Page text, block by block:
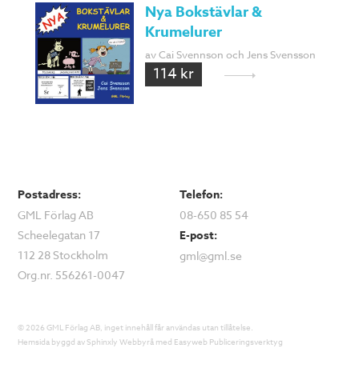
Nya Bokstävlar &
Krumelurer
av Cai Svennson och Jens Svensson
114 kr
Postadress:
GML Förlag AB
Scheelegatan 17
112 28 Stockholm
Org.nr. 556261-0047
Telefon:
08-650 85 54
E-post:
gml@gml.se
© 2026 GML Förlag AB, inget innehåll får användas utan tillåtelse.
Hemsida byggd av Sphinxly Webbyrå med Easyweb Publiceringsverktyg